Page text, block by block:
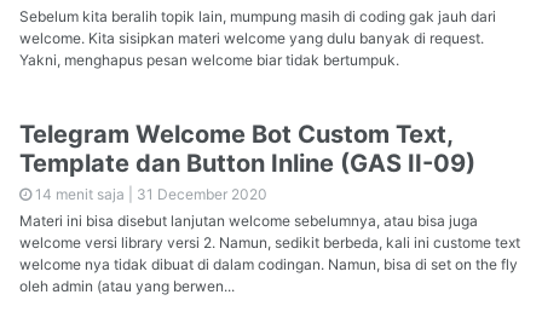
Sebelum kita beralih topik lain, mumpung masih di coding gak jauh dari
welcome. Kita sisipkan materi welcome yang dulu banyak di request.
Yakni, menghapus pesan welcome biar tidak bertumpuk.
Telegram Welcome Bot Custom Text,
Template dan Button Inline (GAS II-09)
14 menit saja | 31 December 2020
Materi ini bisa disebut lanjutan welcome sebelumnya, atau bisa juga
welcome versi library versi 2. Namun, sedikit berbeda, kali ini custome text
welcome nya tidak dibuat di dalam codingan. Namun, bisa di set on the fly
oleh admin (atau yang berwen...